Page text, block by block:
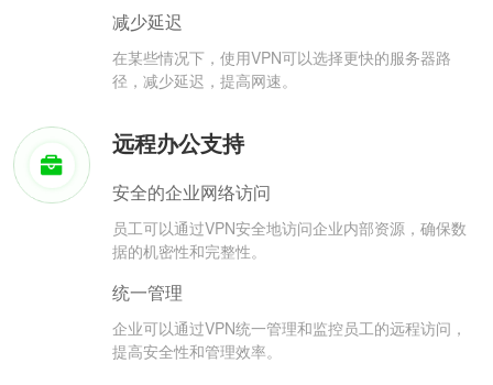
减少延迟
在某些情况下，使用VPN可以选择更快的服务器路
径，减少延迟，提高网速。
远程办公支持
安全的企业网络访问
员工可以通过VPN安全地访问企业内部资源，确保数
据的机密性和完整性。
统一管理
企业可以通过VPN统一管理和监控员工的远程访问，
提高安全性和管理效率。